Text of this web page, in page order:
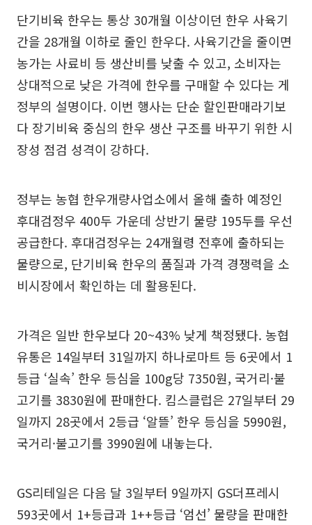
단기비육 한우는 통상 30개월 이상이던 한우 사육기
간을 28개월 이하로 줄인 한우다. 사육기간을 줄이면
농가는 사료비 등 생산비를 낮출 수 있고, 소비자는
상대적으로 낮은 가격에 한우를 구매할 수 있다는 게
정부의 설명이다. 이번 행사는 단순 할인판매라기보
다 장기비육 중심의 한우 생산 구조를 바꾸기 위한 시
장성 점검 성격이 강하다.
정부는 농협 한우개량사업소에서 올해 출하 예정인
후대검정우 400두 가운데 상반기 물량 195두를 우선
공급한다. 후대검정우는 24개월령 전후에 출하되는
물량으로, 단기비육 한우의 품질과 가격 경쟁력을 소
비시장에서 확인하는 데 활용된다.
가격은 일반 한우보다 20~43% 낮게 책정됐다. 농협
유통은 14일부터 31일까지 하나로마트 등 6곳에서 1
등급 ‘실속’ 한우 등심을 100g당 7350원, 국거리·불
고기를 3830원에 판매한다. 킴스클럽은 27일부터 29
일까지 28곳에서 2등급 ‘알뜰’ 한우 등심을 5990원,
국거리·불고기를 3990원에 내놓는다.
GS리테일은 다음 달 3일부터 9일까지 GS더프레시
593곳에서 1+등급과 1++등급 ‘엄선’ 물량을 판매한